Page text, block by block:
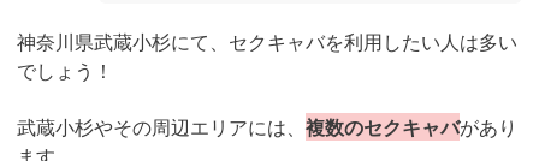
神奈川県武蔵小杉にて、セクキャバを利用したい人は多い
でしょう！
武蔵小杉やその周辺エリアには、 複数のセクキャバがあり